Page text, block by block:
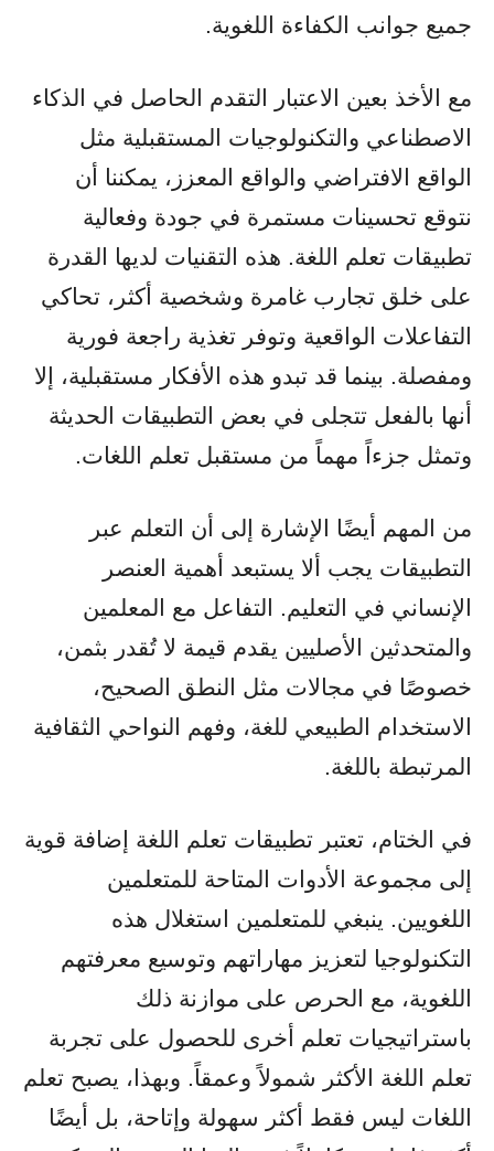
جميع جوانب الكفاءة اللغوية.
مع الأخذ بعين الاعتبار التقدم الحاصل في الذكاء
الاصطناعي والتكنولوجيات المستقبلية مثل
الواقع الافتراضي والواقع المعزز، يمكننا أن
نتوقع تحسينات مستمرة في جودة وفعالية
تطبيقات تعلم اللغة. هذه التقنيات لديها القدرة
على خلق تجارب غامرة وشخصية أكثر، تحاكي
التفاعلات الواقعية وتوفر تغذية راجعة فورية
ومفصلة. بينما قد تبدو هذه الأفكار مستقبلية، إلا
أنها بالفعل تتجلى في بعض التطبيقات الحديثة
وتمثل جزءاً مهماً من مستقبل تعلم اللغات.
من المهم أيضًا الإشارة إلى أن التعلم عبر
التطبيقات يجب ألا يستبعد أهمية العنصر
الإنساني في التعليم. التفاعل مع المعلمين
والمتحدثين الأصليين يقدم قيمة لا تُقدر بثمن،
خصوصًا في مجالات مثل النطق الصحيح،
الاستخدام الطبيعي للغة، وفهم النواحي الثقافية
المرتبطة باللغة.
في الختام، تعتبر تطبيقات تعلم اللغة إضافة قوية
إلى مجموعة الأدوات المتاحة للمتعلمين
اللغويين. ينبغي للمتعلمين استغلال هذه
التكنولوجيا لتعزيز مهاراتهم وتوسيع معرفتهم
اللغوية، مع الحرص على موازنة ذلك
باستراتيجيات تعلم أخرى للحصول على تجربة
تعلم اللغة الأكثر شمولاً وعمقاً. وبهذا، يصبح تعلم
اللغات ليس فقط أكثر سهولة وإتاحة، بل أيضًا